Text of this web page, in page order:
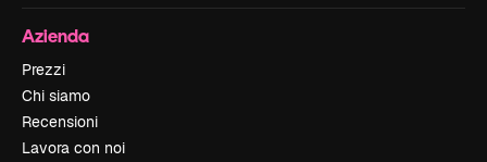
Azienda
Prezzi
Chi siamo
Recensioni
Lavora con noi